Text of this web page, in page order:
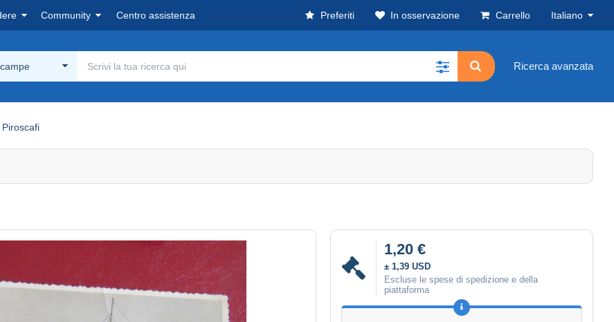
Community Centro assistenza Preferiti In osservazione Carrello Italiano
Ricerca avanzata
Piroscafi
1,20 €
± 1,39 USD
Escluse le spese di spedizione e della
piattaforma